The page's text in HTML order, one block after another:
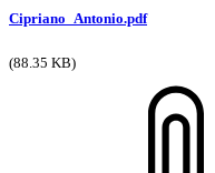
Cipriano_Antonio.pdf
(88.35 KB)